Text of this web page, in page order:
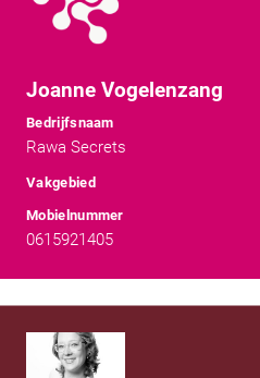
Joanne Vogelenzang
Bedrijfsnaam
Rawa Secrets
Vakgebied
Mobielnummer
0615921405